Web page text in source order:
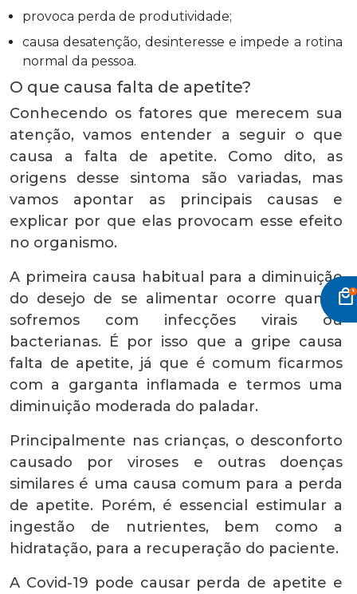
local_mall
provoca perda de produtividade;
causa desatenção, desinteresse e impede a rotina
normal da pessoa.
O que causa falta de apetite?
Conhecendo os fatores que merecem sua
atenção, vamos entender a seguir o que
causa a falta de apetite. Como dito, as
origens desse sintoma são variadas, mas
vamos apontar as principais causas e
explicar por que elas provocam esse efeito
no organismo.
A primeira causa habitual para a diminuição
do desejo de se alimentar ocorre quando
sofremos com infecções virais ou
bacterianas. É por isso que a gripe causa
falta de apetite, já que é comum ficarmos
com a garganta inflamada e termos uma
diminuição moderada do paladar.
Principalmente nas crianças, o desconforto
causado por viroses e outras doenças
similares é uma causa comum para a perda
de apetite. Porém, é essencial estimular a
ingestão de nutrientes, bem como a
hidratação, para a recuperação do paciente.
A Covid-19 pode causar perda de apetite e